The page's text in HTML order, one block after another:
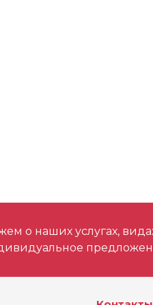
о наших услугах,